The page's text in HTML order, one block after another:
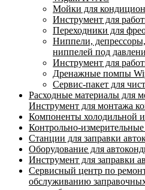
Мойки для
Инструмент для
Переходники для
Ниппели,
ниппелей под
Инструмент для
Дренажные помпы
Сервис-пакет для
Расходные материалы для
Инструмент для монтажа
Компоненты холодильной
Контрольно-
Станции для заправки
Оборудование для
Инструмент для заправки
Сервисный центр по
обслуживанию